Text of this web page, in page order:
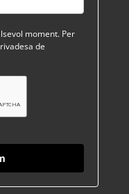
moment. Per
de